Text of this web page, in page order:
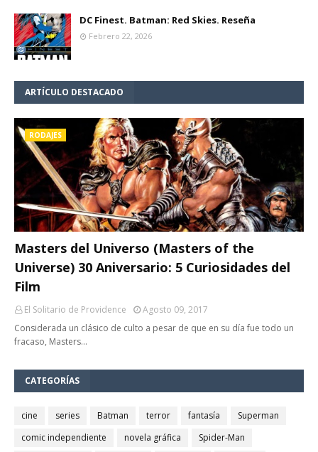
DC Finest. Batman: Red Skies. Reseña
Febrero 22, 2026
ARTÍCULO DESTACADO
RODAJES
Masters del Universo (Masters of the
Universe) 30 Aniversario: 5 Curiosidades del
Film
El Solitario de Providence
Agosto 09, 2017
Considerada un clásico de culto a pesar de que en su día fue todo un
fracaso, Masters…
CATEGORÍAS
cine series Batman terror fantasía
Superman
comic independiente
novela gráfica
Spider-Man